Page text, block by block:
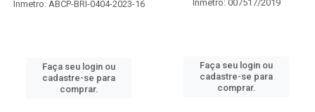
Inmetro: ABCP-BRI-0404-2023-16
Faça seu login ou
cadastre-se para
comprar.
Inmetro: 007517/2019
Faça seu login ou
cadastre-se para
comprar.